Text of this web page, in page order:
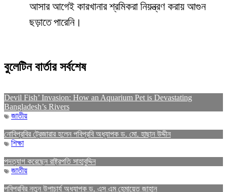
আসার আগেই কারখানার শ্রমিকরা নিয়ন্ত্রণ করায় আগুন
ছড়াতে পারেনি।
বুলেটিন বার্তার সর্বশেষ
Devil Fish’ Invasion: How an Aquarium Pet is Devastating
Bangladesh’s Rivers
জাতীয়
নোবিপ্রবির ট্রেজারার হলেন পবিপ্রবি অধ্যাপক ড. মো. হাছান উদ্দীন
শিক্ষা
পদত্যাগ করেছেন রাষ্ট্রপতি সাহাবুদ্দিন
জাতীয়
পবিপ্রবির নতুন উপাচার্য অধ্যাপক ড. এস এম হেমায়েত জাহান